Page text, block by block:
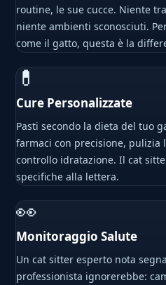
routine, le sue cucce. Niente
niente ambienti sconosciuti.
come il gatto, questa è la
💊
Cure Personalizzate
Pasti secondo la dieta del tuo
farmaci con precisione, pulizia
controllo idratazione. Il cat
specifiche alla lettera.
👀
Monitoraggio Salute
Un cat sitter esperto nota
professionista ignorerebbe: